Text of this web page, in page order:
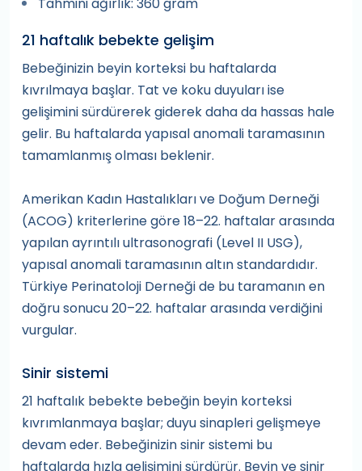
Tahmini ağırlık: 360 gram
21 haftalık bebekte gelişim
Bebeğinizin beyin korteksi bu haftalarda
kıvrılmaya başlar. Tat ve koku duyuları ise
gelişimini sürdürerek giderek daha da hassas hale
gelir. Bu haftalarda yapısal anomali taramasının
tamamlanmış olması beklenir.
Amerikan Kadın Hastalıkları ve Doğum Derneği
(ACOG) kriterlerine göre 18–22. haftalar arasında
yapılan ayrıntılı ultrasonografi (Level II USG),
yapısal anomali taramasının altın standardıdır.
Türkiye Perinatoloji Derneği de bu taramanın en
doğru sonucu 20–22. haftalar arasında verdiğini
vurgular.
Sinir sistemi
21 haftalık bebekte bebeğin beyin korteksi
kıvrımlanmaya başlar; duyu sinapleri gelişmeye
devam eder. Bebeğinizin sinir sistemi bu
haftalarda hızla gelişimini sürdürür. Beyin ve sinir